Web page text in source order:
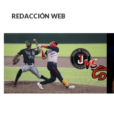
REDACCIÓN WEB